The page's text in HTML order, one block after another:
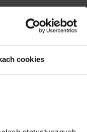
cookies